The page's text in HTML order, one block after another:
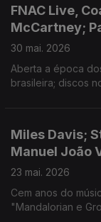
FNAC Live,
McCartney;
30 mai. 2026
Aberta a época
brasileira; discos
Miles Davis;
Manuel João
23 mai. 2026
Cem anos do
"Mandalorian e